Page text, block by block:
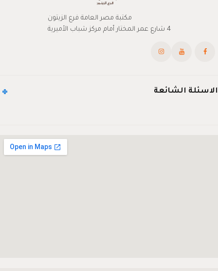
مكتبة مصر العامة فرع الزيتون
4 شارع عمر المختار أمام مركز شباب الأميرية
الاسئلة الشائعة